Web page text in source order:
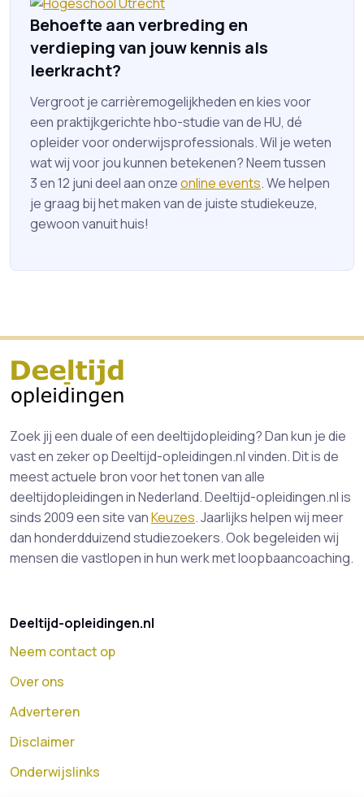
Behoefte aan verbreding en
verdieping van jouw kennis als
leerkracht?
Vergroot je carrièremogelijkheden en kies voor
een praktijkgerichte hbo-studie van de HU, dé
opleider voor onderwijsprofessionals. Wil je weten
wat wij voor jou kunnen betekenen? Neem tussen
3 en 12 juni deel aan onzeonline events. We helpen
je graag bij het maken van de juiste studiekeuze,
gewoon vanuit huis!
Zoek jij een duale of een deeltijdopleiding? Dan kun je die
vast en zeker op Deeltijd-opleidingen.nl vinden. Dit is de
meest actuele bron voor het tonen van alle
deeltijdopleidingen in Nederland. Deeltijd-opleidingen.nl is
sinds 2009 een site vanKeuzes. Jaarlijks helpen wij meer
dan honderdduizend studiezoekers. Ook begeleiden wij
mensen die vastlopen in hun werk met loopbaancoaching.
Deeltijd-opleidingen.nl
Neem contact op
Over ons
Adverteren
Disclaimer
Onderwijslinks